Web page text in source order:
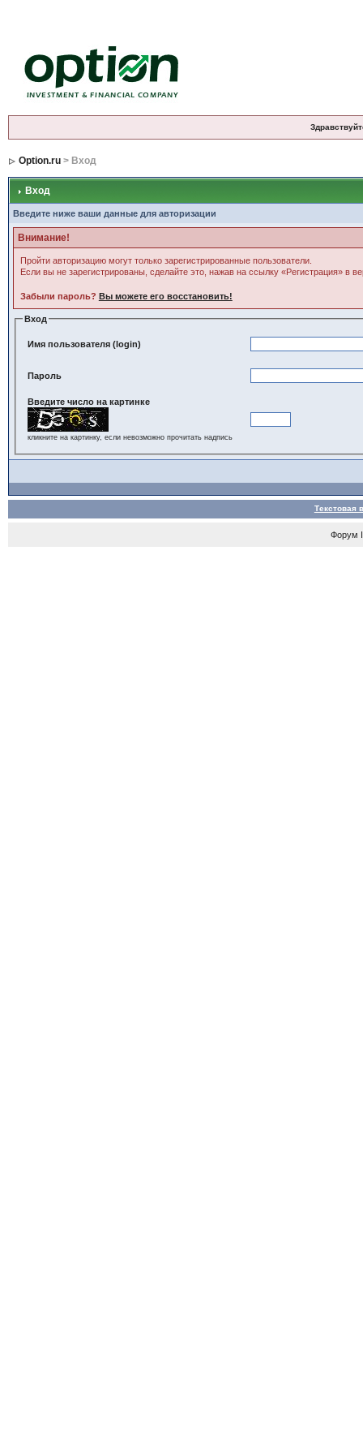
Option.ru> Вход
Вход
Введите ниже ваши данные для авторизации
Внимание!
Пройти авторизацию могут только зарегистрированные пользователи.
Если вы не зарегистрированы, сделайте это, нажав на ссылку «Регистрация» в
Забыли пароль? Вы можете его восстановить!
Вход
Имя пользователя (login)
Пароль
Введите число на картинке
кликните на картинку, если невозможно прочитать надпись
Текстовая
Форум